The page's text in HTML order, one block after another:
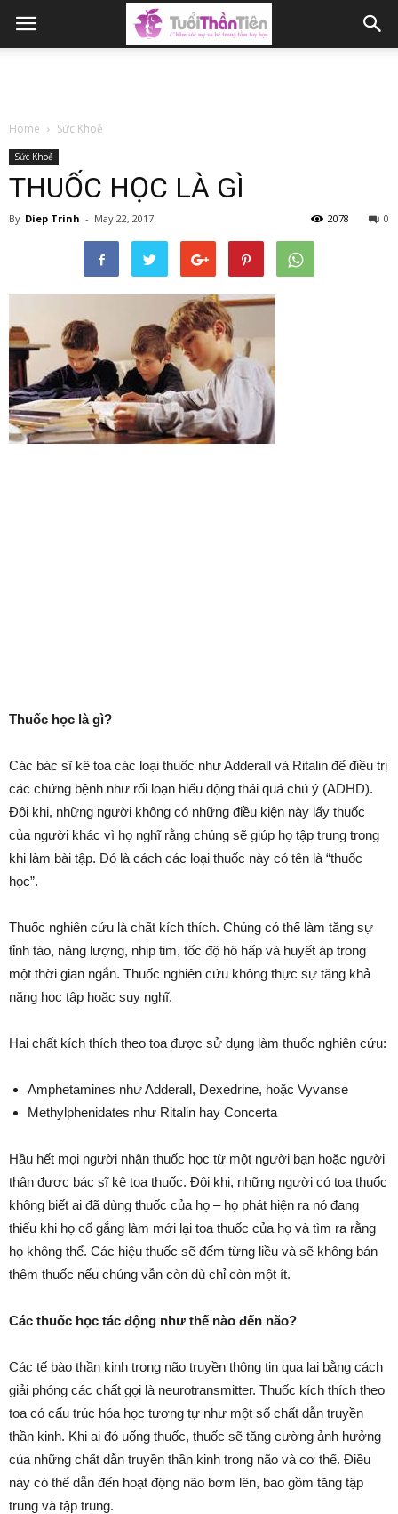
Home Sức Khoẻ
Sức Khoẻ
THUỐC HỌC LÀ GÌ
By Diep Trinh - May 22, 2017 0
2078
Thuốc học là gì?
Các bác sĩ kê toa các loại thuốc như Adderall và Ritalin để điều trị
các chứng bệnh như rối loạn hiếu động thái quá chú ý (ADHD).
Đôi khi, những người không có những điều kiện này lấy thuốc
của người khác vì họ nghĩ rằng chúng sẽ giúp họ tập trung trong
khi làm bài tập. Đó là cách các loại thuốc này có tên là “thuốc
học”.
Thuốc nghiên cứu là chất kích thích. Chúng có thể làm tăng sự
tỉnh táo, năng lượng, nhịp tim, tốc độ hô hấp và huyết áp trong
một thời gian ngắn. Thuốc nghiên cứu không thực sự tăng khả
năng học tập hoặc suy nghĩ.
Hai chất kích thích theo toa được sử dụng làm thuốc nghiên cứu:
Amphetamines như Adderall, Dexedrine, hoặc Vyvanse
Methylphenidates như Ritalin hay Concerta
Hầu hết mọi người nhận thuốc học từ một người bạn hoặc người
thân được bác sĩ kê toa thuốc. Đôi khi, những người có toa thuốc
không biết ai đã dùng thuốc của họ – họ phát hiện ra nó đang
thiếu khi họ cố gắng làm mới lại toa thuốc của họ và tìm ra rằng
họ không thể. Các hiệu thuốc sẽ đếm từng liều và sẽ không bán
thêm thuốc nếu chúng vẫn còn dù chỉ còn một ít.
Các thuốc học tác động như thế nào đến não?
Các tế bào thần kinh trong não truyền thông tin qua lại bằng cách
giải phóng các chất gọi là neurotransmitter. Thuốc kích thích theo
toa có cấu trúc hóa học tương tự như một số chất dẫn truyền
thần kinh. Khi ai đó uống thuốc, thuốc sẽ tăng cường ảnh hưởng
của những chất dẫn truyền thần kinh trong não và cơ thể. Điều
này có thể dẫn đến hoạt động não bơm lên, bao gồm tăng tập
trung và tập trung.